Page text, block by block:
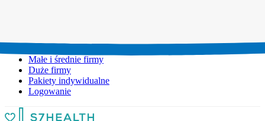
Małe i średnie firmy
Duże firmy
Pakiety indywidualne
Logowanie